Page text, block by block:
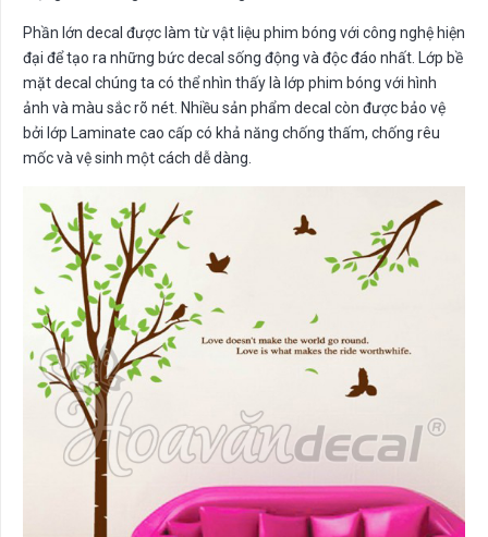
Phần lớn decal được làm từ vật liệu phim bóng với công nghệ hiện
đại để tạo ra những bức decal sống động và độc đáo nhất. Lớp bề
mặt decal chúng ta có thể nhìn thấy là lớp phim bóng với hình
ảnh và màu sắc rõ nét. Nhiều sản phẩm decal còn được bảo vệ
bởi lớp Laminate cao cấp có khả năng chống thấm, chống rêu
mốc và vệ sinh một cách dễ dàng.